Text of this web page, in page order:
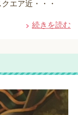
エア近・・・
続きを読む